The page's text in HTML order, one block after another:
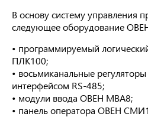
В основу систему управления
следующее оборудование
• программируемый
ПЛК100;
• восьмиканальные
интерфейсом RS-485;
• модули ввода ОВЕН МВА8;
• панель оператора ОВЕН